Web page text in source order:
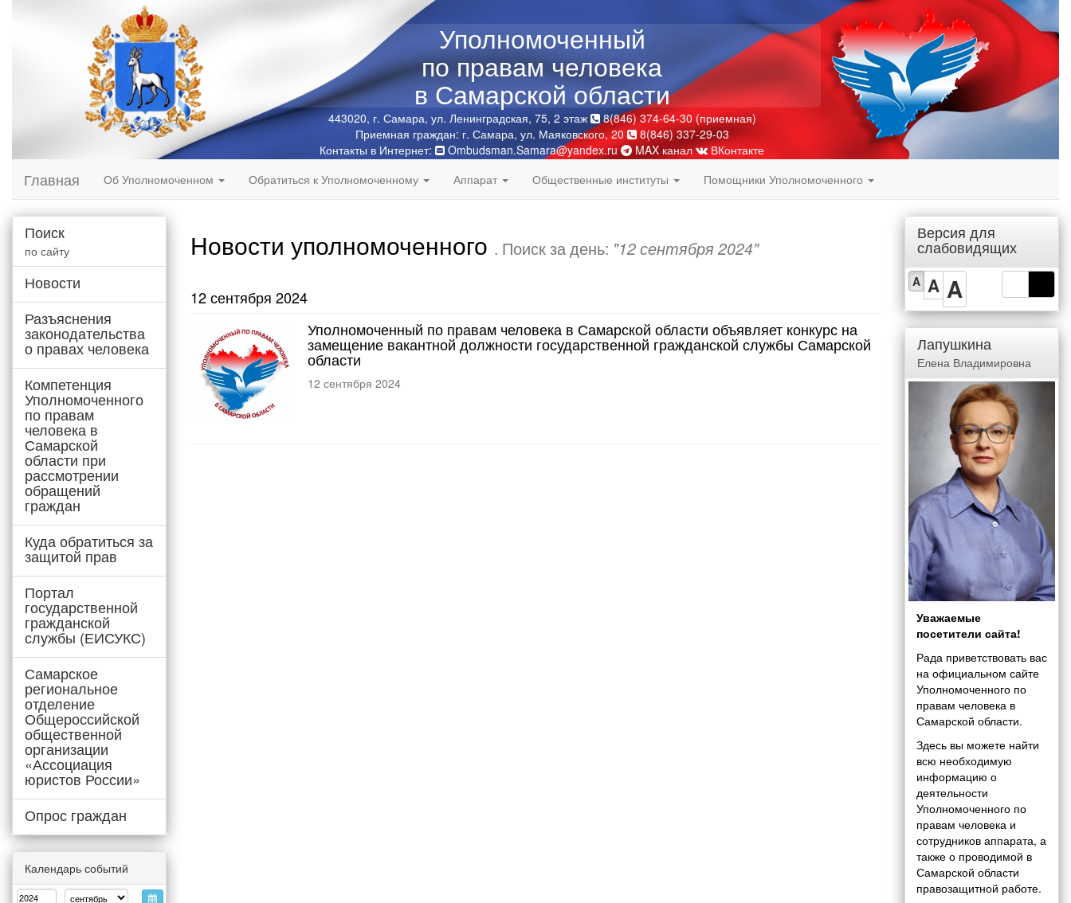
Уполномоченный
по правам человека
в Самарской области
443020, г. Самара, ул. Ленинградская, 75, 2 этаж
8(846) 374-64-30 (приемная)
Приемная граждан: г. Самара, ул. Маяковского, 20
8(846) 337-29-03
Контакты в Интернет:
Ombudsman.Samara@yandex.ru MAX канал ВКонтакте
Главная Об Уполномоченном Обратиться к Уполномоченному Аппарат Общественные институты Помощники Уполномоченного
Поиск
по сайту
Новости
Разъяснения
законодательства
о правах человека
Компетенция
Уполномоченного
по правам
человека в
Самарской
области при
рассмотрении
обращений
граждан
Куда обратиться за
защитой прав
Портал
государственной
гражданской
службы (ЕИСУКС)
Самарское
региональное
отделение
Общероссийской
общественной
организации
«Ассоциация
юристов России»
Опрос граждан
Календарь событий
Новости уполномоченного . Поиск за день: "12 сентября 2024"
12 сентября 2024
Уполномоченный по правам человека в Самарской области объявляет конкурс на
замещение вакантной должности государственной гражданской службы Самарской
области
12 сентября 2024
Версия для
слабовидящих
A A A
Лапушкина
Елена Владимировна
Уважаемые
посетители сайта!
Рада приветствовать вас
на официальном сайте
Уполномоченного по
правам человека в
Самарской области.
Здесь вы можете найти
всю необходимую
информацию о
деятельности
Уполномоченного по
правам человека и
сотрудников аппарата, а
также о проводимой в
Самарской области
правозащитной работе.